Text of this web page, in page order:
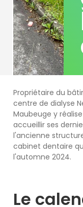
Propriétaire du
centre de dialyse
Maubeuge y
accueillir ses
l'ancienne
cabinet dentaire
l'automne 2024.
Le